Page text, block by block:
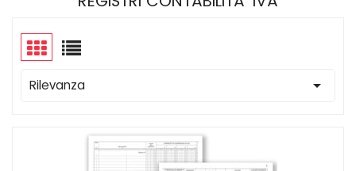
Rilevanza 